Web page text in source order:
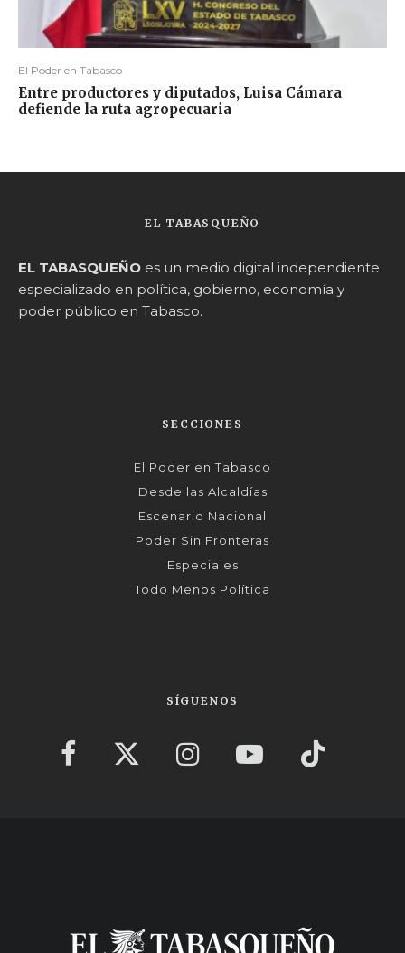
El Poder en Tabasco
Entre productores y diputados, Luisa Cámara
defiende la ruta agropecuaria
EL TABASQUEÑO
EL TABASQUEÑO es un medio digital independiente
especializado en política, gobierno, economía y
poder público en Tabasco.
SECCIONES
El Poder en Tabasco
Desde las Alcaldías
Escenario Nacional
Poder Sin Fronteras
Especiales
Todo Menos Política
SÍGUENOS